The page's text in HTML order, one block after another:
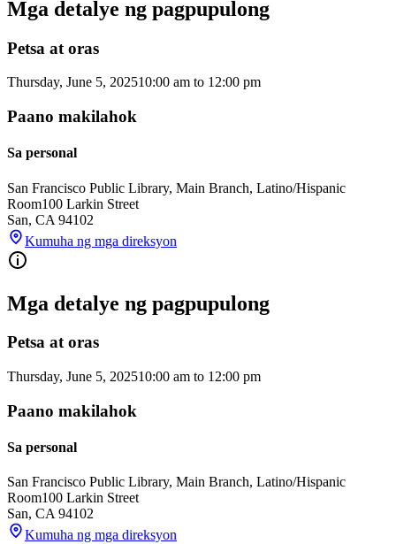
Mga detalye ng pagpupulong
Petsa at oras
Thursday, June 5, 202510:00 am to 12:00 pm
Paano makilahok
Sa personal
San Francisco Public Library, Main Branch, Latino/Hispanic
Room100 Larkin Street
San, CA 94102
Kumuha ng mga direksyon
Mga detalye ng pagpupulong
Petsa at oras
Thursday, June 5, 202510:00 am to 12:00 pm
Paano makilahok
Sa personal
San Francisco Public Library, Main Branch, Latino/Hispanic
Room100 Larkin Street
San, CA 94102
Kumuha ng mga direksyon